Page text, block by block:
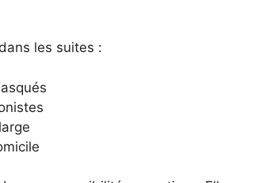
les suites :